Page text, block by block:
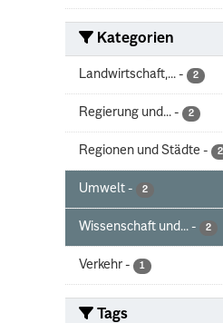
Kategorien
Landwirtschaft,... - 2
Regierung und... - 2
Regionen und Städte - 2
Umwelt - 2
Wissenschaft und... - 2
Verkehr - 1
Tags